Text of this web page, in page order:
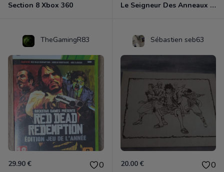
Section 8 Xbox 360 Le Seigneur Des Anneaux - La Guerre Du Nord Xbox 360
TheGamingR83
29.90 € 0
Sébastien seb63
20.00 € 0